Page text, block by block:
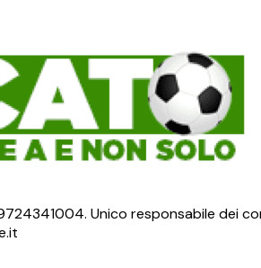
Unico responsabile dei